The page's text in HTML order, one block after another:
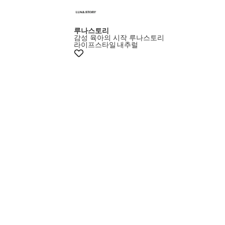
루나스토리
감성 육아의 시작 루나스토리
라이프스타일 내추럴